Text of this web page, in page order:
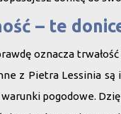
– te
oznacza
z Pietra Lessinia są
pogodowe.